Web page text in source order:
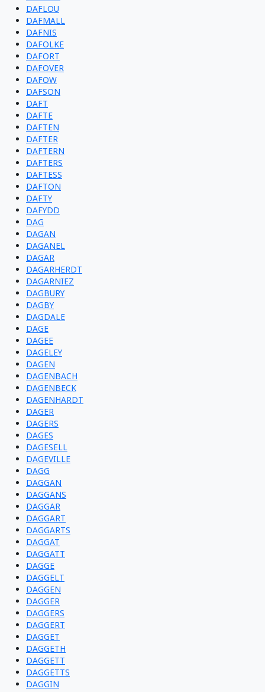
DAFLOU
DAFMALL
DAFNIS
DAFOLKE
DAFORT
DAFOVER
DAFOW
DAFSON
DAFT
DAFTE
DAFTEN
DAFTER
DAFTERN
DAFTERS
DAFTESS
DAFTON
DAFTY
DAFYDD
DAG
DAGAN
DAGANEL
DAGAR
DAGARHERDT
DAGARNIEZ
DAGBURY
DAGBY
DAGDALE
DAGE
DAGEE
DAGELEY
DAGEN
DAGENBACH
DAGENBECK
DAGENHARDT
DAGER
DAGERS
DAGES
DAGESELL
DAGEVILLE
DAGG
DAGGAN
DAGGANS
DAGGAR
DAGGART
DAGGARTS
DAGGAT
DAGGATT
DAGGE
DAGGELT
DAGGEN
DAGGER
DAGGERS
DAGGERT
DAGGET
DAGGETH
DAGGETT
DAGGETTS
DAGGIN